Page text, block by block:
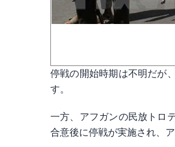
停戦の開始時期は不明だが
す。
一方、アフガンの民放トロ
合意後に停戦が実施され、